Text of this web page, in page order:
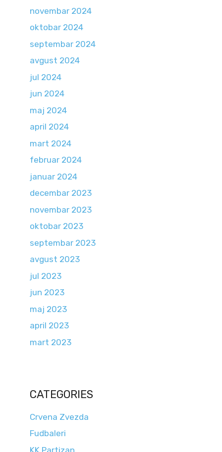
novembar 2024
oktobar 2024
septembar 2024
avgust 2024
jul 2024
jun 2024
maj 2024
april 2024
mart 2024
februar 2024
januar 2024
decembar 2023
novembar 2023
oktobar 2023
septembar 2023
avgust 2023
jul 2023
jun 2023
maj 2023
april 2023
mart 2023
CATEGORIES
Crvena Zvezda
Fudbaleri
KK Partizan